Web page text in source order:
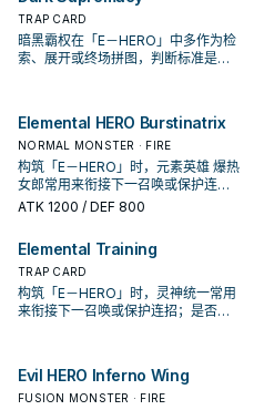
TRAP CARD
暗黑霸权在「E－HERO」中多作为检
索、展开或终场拼图，判断标准是它
Elemental HERO Burstinatrix
NORMAL MONSTER · FIRE
构筑「E－HERO」时，元素英雄 爆热
女郎常用来衔接下一召唤或保护连
招；是否投入取决于你的手坑／解场
ATK 1200 / DEF 800
Elemental Training
TRAP CARD
构筑「E－HERO」时，灵神统一常用
来衔接下一召唤或保护连招；是否投
Evil HERO Inferno Wing
FUSION MONSTER · FIRE